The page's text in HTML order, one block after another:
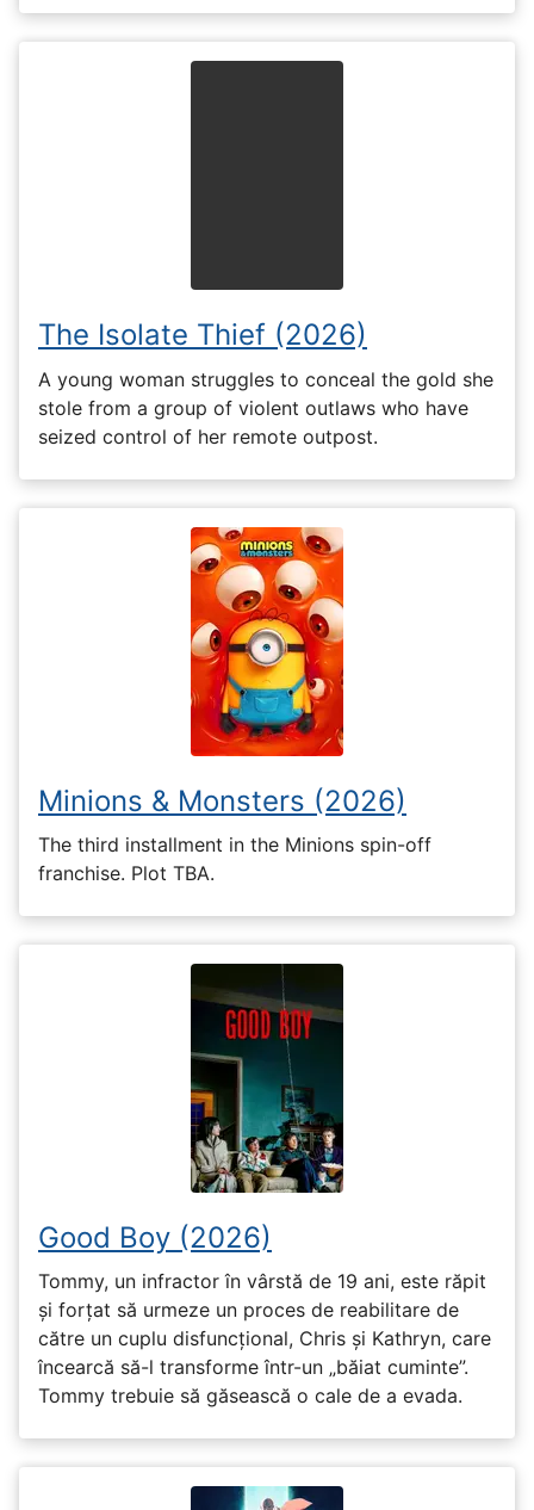
The Isolate Thief (2026)
A young woman struggles to conceal the gold she
stole from a group of violent outlaws who have
seized control of her remote outpost.
Minions & Monsters (2026)
The third installment in the Minions spin-off
franchise. Plot TBA.
Good Boy (2026)
Tommy, un infractor în vârstă de 19 ani, este răpit
și forțat să urmeze un proces de reabilitare de
către un cuplu disfuncțional, Chris și Kathryn, care
încearcă să-l transforme într-un „băiat cuminte”.
Tommy trebuie să găsească o cale de a evada.